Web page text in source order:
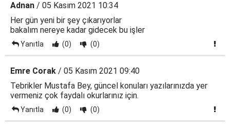
Adnan / 05 Kasım 2021 10:34
Her gün yeni bir şey çıkarıyorlar
bakalım nereye kadar gidecek bu işler
Yanıtla (0) (0)
Emre Corak / 05 Kasım 2021 09:40
Tebrikler Mustafa Bey, güncel konuları yazılarınızda yer
vermeniz çok faydalı okurlarınız için.
Yanıtla (0) (0)